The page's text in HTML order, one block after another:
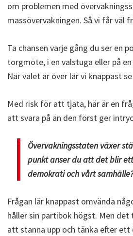
om problemen med
massövervakningen. Så vi får väl
Ta chansen varje gång du ser en
torgmöte, i en valstuga eller på
När valet är över lär vi knappast
Med risk för att tjata, här är en
att svara på än den först ger
Övervakningsstaten växer
punkt anser du att det blir
demokrati och vårt
Frågan lär knappast omvända
håller sin partibok högst. Men
att stanna upp och tänka efter ett